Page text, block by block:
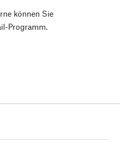
können Sie
Programm.